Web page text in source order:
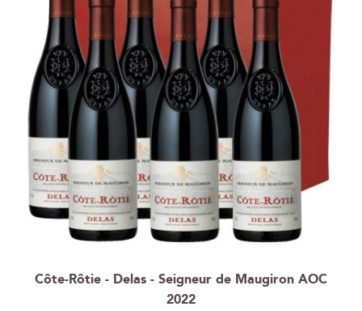
Côte-Rôtie - Delas - Seigneur de Maugiron AOC
2022